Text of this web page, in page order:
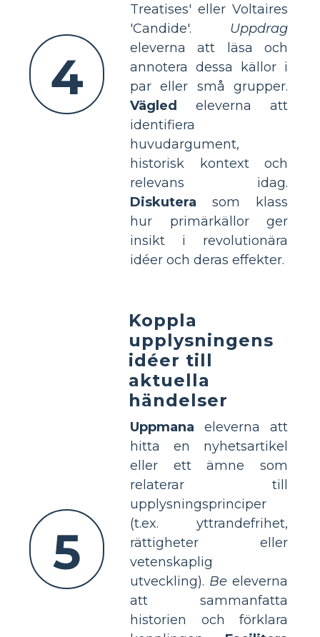
4
Treatises' eller Voltaires
'Candide'. Uppdrag
eleverna att läsa och
annotera dessa källor i
par eller små grupper.
Vägled
eleverna att
identifiera
huvudargument,
historisk kontext och
relevans idag.
Diskutera som klass
hur primärkällor ger
insikt i revolutionära
idéer och deras effekter.
5
Koppla
upplysningens
idéer till
aktuella
händelser
Uppmana eleverna att
hitta en nyhetsartikel
eller ett ämne som
relaterar till
upplysningsprinciper
(t.ex. yttrandefrihet,
rättigheter eller
vetenskaplig
utveckling). Be eleverna
att sammanfatta
historien och förklara